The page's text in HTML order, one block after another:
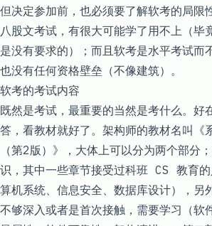
但决定参加前，也必须要了解软考的局限
八股文考试，有很大可能学了用不上（毕
是没有要求的）；而且软考是水平考试而
也没有任何资格壁垒（不像建筑）。
软考的考试内容
既然是考试，最重要的当然是考什么。好
答，看教材就好了。架构师的教材名叫《
（第2版）》，大体上可以分为两个部分
识，其中一些章节接受过科班 CS 教育
算机系统、信息安全、数据库设计），另
不够深入或者是首次接触，需要学习（软